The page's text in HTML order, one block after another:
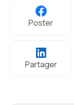
Poster
Partager